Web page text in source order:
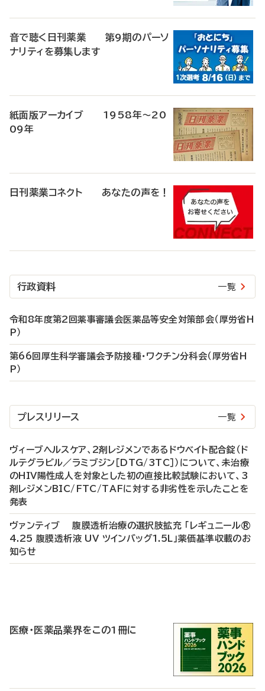
音で聴く日刊薬業 第9期のパーソ
ナリティを募集します
紙面版アーカイブ 1958年～20
09年
日刊薬業コネクト あなたの声を！
行政資料 一覧
令和8年度第2回薬事審議会医薬品等安全対策部会（厚労省H
P）
第66回厚生科学審議会予防接種・ワクチン分科会（厚労省H
P）
プレスリリース 一覧
ヴィーブヘルスケア、2剤レジメンであるドウベイト配合錠（ド
ルテグラビル／ラミブジン［DTG/3TC］）について、未治療
のHIV陽性成人を対象とした初の直接比較試験において、3
剤レジメンBIC/FTC/TAFに対する非劣性を示したことを
発表
ヴァンティブ 腹膜透析治療の選択肢拡充 「レギュニール®
4.25 腹膜透析液 UV ツインバッグ1.5L」薬価基準収載のお
知らせ
医療・医薬品業界をこの1冊に